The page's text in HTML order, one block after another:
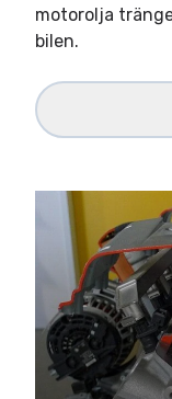
motorolja
bilen.